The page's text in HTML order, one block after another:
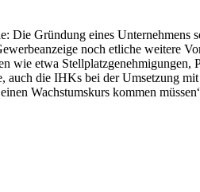
Gründung eines Unternehmens
noch etliche weitere
wie etwa Stellplatzgenehmigungen,
die IHKs bei der Umsetzung
Wachstumskurs kommen